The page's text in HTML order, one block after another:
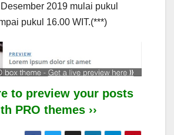
2019 mulai pukul
pukul 16.00 WIT.(***)
to preview your posts
PRO themes ››